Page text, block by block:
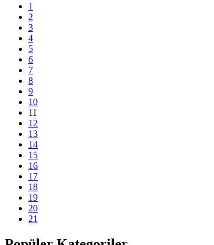
1
2
3
4
5
6
7
8
9
10
11
12
13
14
15
16
17
18
19
20
21